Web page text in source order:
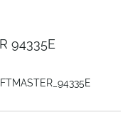
94335E